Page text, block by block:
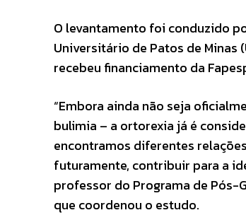
O levantamento foi conduzido
Universitário de Patos de Minas
recebeu financiamento da
“Embora ainda não seja
bulimia – a ortorexia já é
encontramos diferentes
futuramente, contribuir para a
professor do Programa de Pós-
que coordenou o estudo.